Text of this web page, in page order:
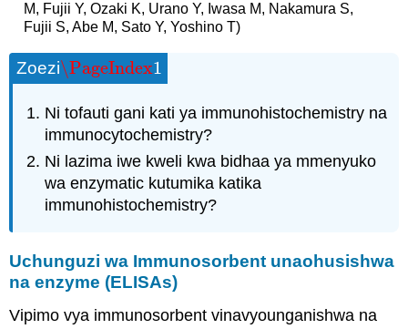
M, Fujii Y, Ozaki K, Urano Y, Iwasa M, Nakamura S,
Fujii S, Abe M, Sato Y, Yoshino T)
Zoezi\PageIndex1
\PageIndex1
Ni tofauti gani kati ya immunohistochemistry na
immunocytochemistry?
Ni lazima iwe kweli kwa bidhaa ya mmenyuko
wa enzymatic kutumika katika
immunohistochemistry?
Uchunguzi wa Immunosorbent unaohusishwa
na enzyme (ELISAs)
Vipimo vya immunosorbent vinavyounganishwa na